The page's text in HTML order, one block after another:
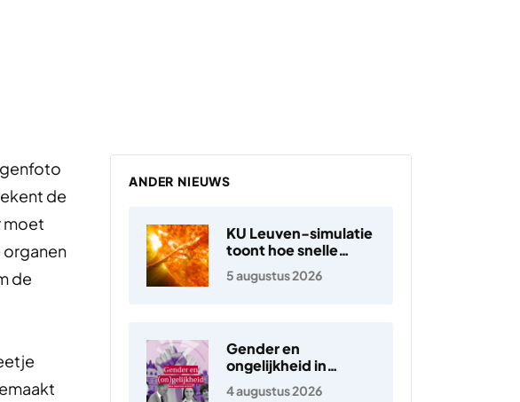
de
moet
organen
de
ANDER NIEUWS
KU Leuven-simulatie
toont hoe snelle
elektronen in de
zonnewind ontstaan
5 augustus 2026
Gender en
ongelijkheid in
Nederland
4 augustus 2026